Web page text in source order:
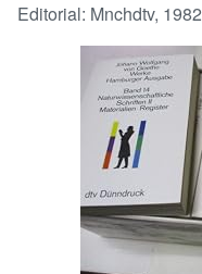
Colecciones
Arte y coleccionismo
Comenzar a vender
Editorial: Mnchdtv, 1982